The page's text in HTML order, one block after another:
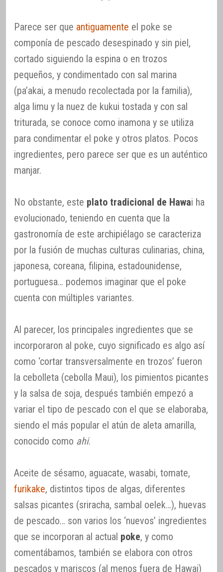
Parece ser que antiguamente el poke se
componía de pescado desespinado y sin piel,
cortado siguiendo la espina o en trozos
pequeños, y condimentado con sal marina
(pa’akai, a menudo recolectada por la familia),
alga limu y la nuez de kukui tostada y con sal
triturada, se conoce como inamona y se utiliza
para condimentar el poke y otros platos. Pocos
ingredientes, pero parece ser que es un auténtico
manjar.
No obstante, este plato tradicional de Hawai ha
evolucionado, teniendo en cuenta que la
gastronomía de este archipiélago se caracteriza
por la fusión de muchas culturas culinarias, china,
japonesa, coreana, filipina, estadounidense,
portuguesa… podemos imaginar que el poke
cuenta con múltiples variantes.
Al parecer, los principales ingredientes que se
incorporaron al poke, cuyo significado es algo así
como ‘cortar transversalmente en trozos’ fueron
la cebolleta (cebolla Maui), los pimientos picantes
y la salsa de soja, después también empezó a
variar el tipo de pescado con el que se elaboraba,
siendo el más popular el atún de aleta amarilla,
conocido como ahi.
Aceite de sésamo, aguacate, wasabi, tomate,
furikake, distintos tipos de algas, diferentes
salsas picantes (sriracha, sambal oelek…), huevas
de pescado… son varios los ‘nuevos’ ingredientes
que se incorporan al actual poke, y como
comentábamos, también se elabora con otros
pescados y mariscos (al menos fuera de Hawai)